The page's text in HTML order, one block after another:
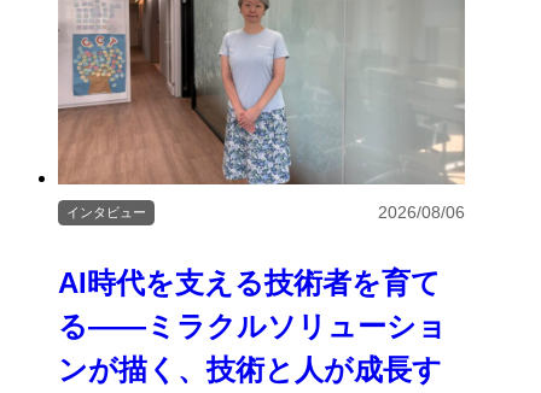
AI時代を支える技術者を育て
る――ミラクルソリューショ
ンが描く、技術と人が成長す
インタビュー 2026/08/06